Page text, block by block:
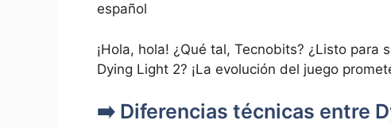
español
¡Hola, hola! ¿Qué tal, Tecnobits? ¿Listo‌ para
Dying Light 2? ¡La evolución del juego
➡️ Diferencias técnicas entre